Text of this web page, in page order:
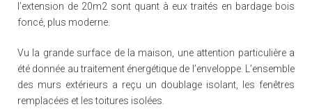
l’extension de 20m2 sont quant à eux traités en bardage bois
foncé, plus moderne.
Vu la grande surface de la maison, une attention particulière a
été donnée au traitement énergétique de l’enveloppe. L’ensemble
des murs extérieurs a reçu un doublage isolant, les fenêtres
remplacées et les toitures isolées.